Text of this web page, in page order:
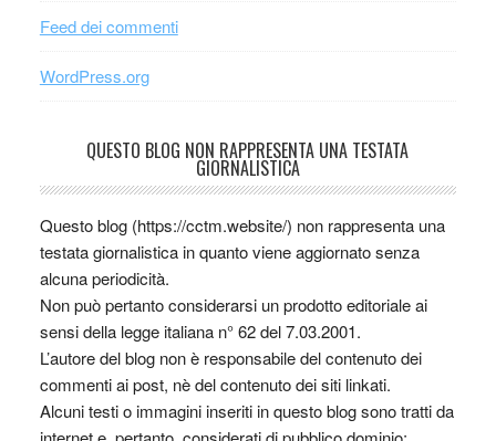
Feed dei commenti
WordPress.org
QUESTO BLOG NON RAPPRESENTA UNA TESTATA
GIORNALISTICA
Questo blog (https://cctm.website/) non rappresenta una
testata giornalistica in quanto viene aggiornato senza
alcuna periodicità.
Non può pertanto considerarsi un prodotto editoriale ai
sensi della legge italiana n° 62 del 7.03.2001.
L’autore del blog non è responsabile del contenuto dei
commenti ai post, nè del contenuto dei siti linkati.
Alcuni testi o immagini inseriti in questo blog sono tratti da